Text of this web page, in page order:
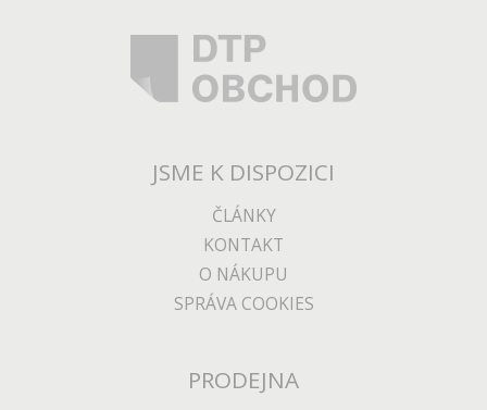
JSME K DISPOZICI
ČLÁNKY
KONTAKT
O NÁKUPU
SPRÁVA COOKIES
PRODEJNA